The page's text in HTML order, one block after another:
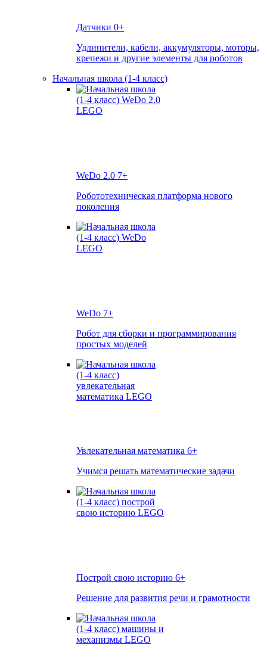
Датчики 0+
Удлинители, кабели, аккумуляторы, моторы,
крепежи и другие элементы для роботов
Начальная школа (1-4 класс)
WeDo 2.0 7+
Робототехническая платформа нового
поколения
WeDo 7+
Робот для сборки и программирования
простых моделей
Увлекательная математика 6+
Учимся решать математические задачи
Построй свою историю 6+
Решение для развития речи и грамотности